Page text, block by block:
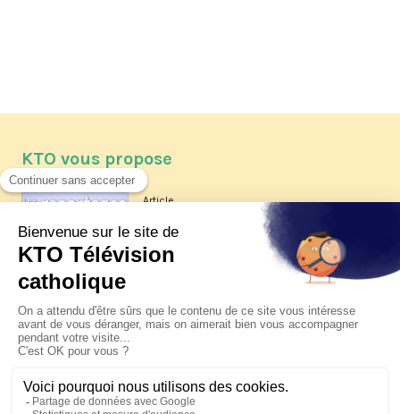
KTO vous propose
Article
Les reportages d'été 2026 de KTO
La visite pastorale du pape Léon
XIV à Assise à suivre sur KTO le
jeudi 6 août
Le pape en Uruguay, Argentine et
Pérou du 6 au 17 novembre 2026